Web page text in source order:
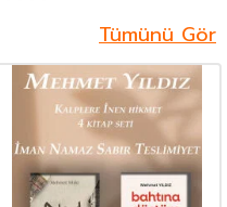
Tümünü Gör